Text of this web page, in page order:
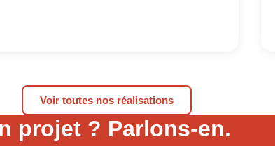
Voir toutes nos réalisations
projet ? Parlons-en.